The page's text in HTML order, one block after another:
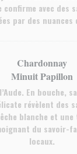
confirme avec des
par des
Chardonnay
Minuit Papillon
En bouche,
révèlent des
blanche et
du savoir-
locaux.